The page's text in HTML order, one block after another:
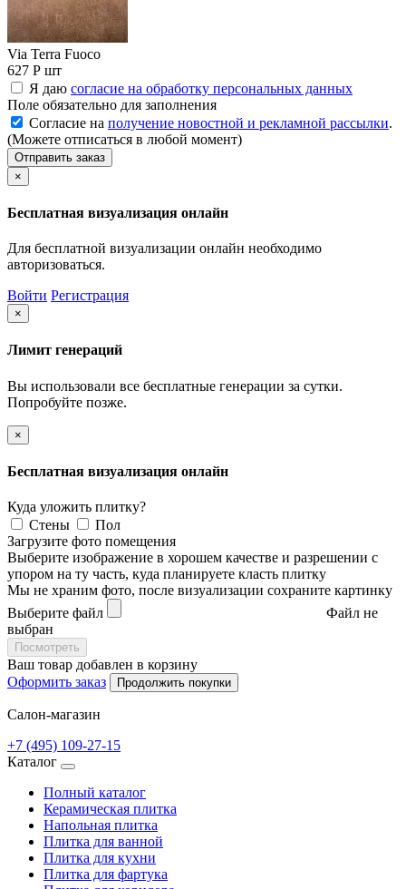
Via Terra Fuoco
627 Р шт
Я даю согласие на обработку персональных данных
Поле обязательно для заполнения
Согласие на получение новостной и рекламной рассылки.
(Можете отписаться в любой момент)
Отправить заказ
×
Бесплатная визуализация онлайн
Для бесплатной визуализации онлайн необходимо
авторизоваться.
Войти Регистрация
×
Лимит генераций
Вы использовали все бесплатные генерации за сутки.
Попробуйте позже.
×
Бесплатная визуализация онлайн
Куда уложить плитку?
Стены
Пол
Загрузите фото помещения
Выберите изображение в хорошем качестве и разрешении с
упором на ту часть, куда планируете класть плитку
Мы не храним фото, после визуализации сохраните картинку
Выберите файл
Файл не
выбран
Посмотреть
Ваш товар добавлен в корзину
Оформить заказ
Продолжить покупки
Салон-магазин
+7 (495) 109-27-15
Каталог
Полный каталог
Керамическая плитка
Напольная плитка
Плитка для ванной
Плитка для кухни
Плитка для фартука